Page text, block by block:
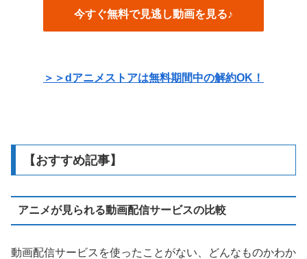
今すぐ無料で見逃し動画を見る♪
＞＞dアニメストアは無料期間中の解約OK！
【おすすめ記事】
アニメが見られる動画配信サービスの比較
動画配信サービスを使ったことがない、どんなものかわか